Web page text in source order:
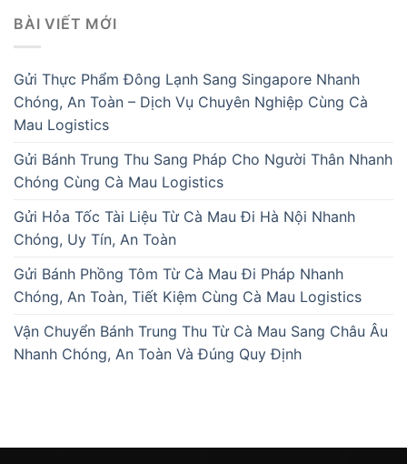
BÀI VIẾT MỚI
Gửi Thực Phẩm Đông Lạnh Sang Singapore Nhanh
Chóng, An Toàn – Dịch Vụ Chuyên Nghiệp Cùng Cà
Mau Logistics
Gửi Bánh Trung Thu Sang Pháp Cho Người Thân Nhanh
Chóng Cùng Cà Mau Logistics
Gửi Hỏa Tốc Tài Liệu Từ Cà Mau Đi Hà Nội Nhanh
Chóng, Uy Tín, An Toàn
Gửi Bánh Phồng Tôm Từ Cà Mau Đi Pháp Nhanh
Chóng, An Toàn, Tiết Kiệm Cùng Cà Mau Logistics
Vận Chuyển Bánh Trung Thu Từ Cà Mau Sang Châu Âu
Nhanh Chóng, An Toàn Và Đúng Quy Định